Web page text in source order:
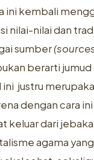
ini kembali
nilai-nilai dan
sumber
berarti jumud
ini justru
dengan cara
keluar dari
agama